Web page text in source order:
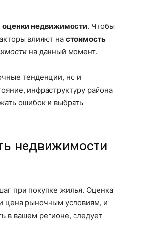
оценки недвижимости. Чтобы
влияют на стоимость
на данный момент.
тенденции, но и
инфраструктуру района
ошибок и выбрать
недвижимости
при покупке жилья. Оценка
цена рыночным условиям, и
в вашем регионе, следует